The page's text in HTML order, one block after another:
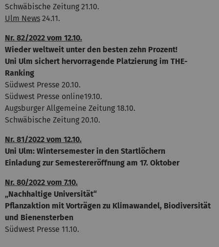
Schwäbische Zeitung 21.10.
Ulm News 24.11.
Nr. 82/2022 vom 12.10.
Wieder weltweit unter den besten zehn Prozent!
Uni Ulm sichert hervorragende Platzierung im THE-
Ranking
Südwest Presse 20.10.
Südwest Presse online19.10.
Augsburger Allgemeine Zeitung 18.10.
Schwäbische Zeitung 20.10.
Nr. 81/2022 vom 12.10.
Uni Ulm: Wintersemester in den Startlöchern
Einladung zur Semestereröffnung am 17. Oktober
Nr. 80/2022 vom 7.10.
„Nachhaltige Universität“
Pflanzaktion mit Vorträgen zu Klimawandel, Biodiversität
und Bienensterben
Südwest Presse 11.10.